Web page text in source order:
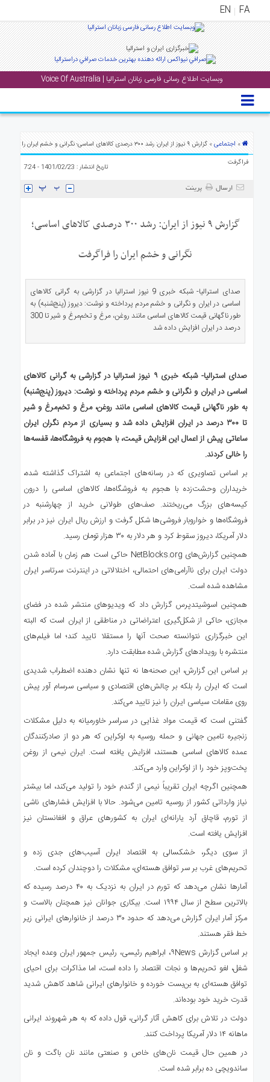
FA
EN
وبسایت اطلاع رسانی فارسی زبانان استرالیا | Voice Of Australia
منوی
اصلی
» اجتماعی
» گزارش ۹ نیوز از ایران: رشد ۳۰۰ درصدی کالاهای اساسی؛ نگرانی و خشم ایران را
فراگرفت
تاریخ انتشار : 1401/02/23 - 7:24
ارسال پرینت
گزارش ۹ نیوز از ایران: رشد ۳۰۰ درصدی کالاهای اساسی؛
نگرانی و خشم ایران را فراگرفت
صدای استرالیا- شبکه خبری 9 نیوز استرالیا در گزارشی به گرانی کالاهای
اساسی در ایران و نگرانی و خشم مردم پرداخته و نوشت: دیروز (پنج‌شنبه) به
طور ناگهانی قیمت کالاهای اساسی مانند روغن، مرغ و تخم‌مرغ و شیر تا 300
درصد در ایران افزایش داده شد
صدای استرالیا- شبکه خبری ۹ نیوز استرالیا در گزارشی به گرانی کالاهای
اساسی در ایران و نگرانی و خشم مردم پرداخته و نوشت: دیروز (پنج‌شنبه)
به طور ناگهانی قیمت کالاهای اساسی مانند روغن، مرغ و تخم‌مرغ و شیر
تا ۳۰۰ درصد در ایران افزایش داده شد و بسیاری از مردم نگران ایران
ساعاتی پیش از اعمال این افزایش قیمت، با هجوم به فروشگاه‌ها، قفسه‌ها
را خالی کردند.
بر اساس تصاویری که در رسانه‌های اجتماعی به اشتراک گذاشته شده،
خریداران وحشت‌زده با هجوم به فروشگاه‌ها، کالاهای اساسی را درون
کیسه‌های بزرگ می‌ریختند. صف‌های طولانی خرید از چهارشنبه در
فروشگاه‌ها و خواروبار فروشی‌ها شکل گرفت و ارزش ریال ایران نیز در برابر
دلار آمریکا، دیروز سقوط کرد و هر دلار به ۳۰ هزار تومان رسید.
همچنین گزارش‌های NetBlocks.org حاکی است هم زمان با آماده شدن
دولت ایران برای ناآرامی‌های احتمالی، اختلالاتی در اینترنت سرتاسر ایران
مشاهده شده است.
همچنین اسوشیتدپرس گزارش داد که ویدیوهای منتشر شده در فضای
مجازی، حاکی از شکل‌گیری اعتراضاتی در مناطقی از ایران است که البته
این خبرگزاری نتوانسته صحت آنها را مستقلا تایید کند؛ اما فیلم‌های
منتشره با رویدادهای گزارش شده مطابقت دارد.
بر اساس این گزارش، این صحنه‌ها نه تنها نشان دهنده اضطراب شدیدی
است که ایران را، بلکه بر چالش‌های اقتصادی و سیاسی سرسام آور پیش
روی مقامات سیاسی ایران را نیز تایید می‌کند.
گفتنی است که قیمت مواد غذایی در سراسر خاورمیانه به دلیل مشکلات
زنجیره تامین جهانی و حمله روسیه به اوکراین که هر دو از صادرکنندگان
عمده کالاهای اساسی هستند، افزایش یافته است. ایران نیمی از روغن
پخت‌وپز خود را از اوکراین وارد می‌کند.
همچنین اگرچه ایران تقریباً نیمی از گندم خود را تولید می‌کند، اما بیشتر
نیاز وارداتی کشور از روسیه تامین می‌شود. حالا با افزایش فشارهای ناشی
از تورم، قاچاق آرد یارانه‌ای ایران به کشورهای عراق و افغانستان نیز
افزایش یافته است.
از سوی دیگر، خشکسالی به اقتصاد ایران آسیب‌های جدی زده و
تحریم‌های غرب بر سر توافق هسته‌ای، مشکلات را دوچندان کرده است.
آمارها نشان می‌دهد که تورم در ایران به نزدیک به ۴۰ درصد رسیده که
بالاترین سطح از سال ۱۹۹۴ است. بیکاری جوانان نیز همچنان بالاست و
مرکز آمار ایران گزارش می‌دهد که حدود ۳۰ درصد از خانوارهای ایرانی زیر
خط فقر هستند.
بر اساس گزارش ۹News، ابراهیم رئیسی، رئیس جمهور ایران وعده ایجاد
شغل، لغو تحریم‌ها و نجات اقتصاد را داده است، اما مذاکرات برای احیای
توافق هسته‌ای به بن‌بست خورده و خانوارهای ایرانی شاهد کاهش شدید
قدرت خرید خود بوده‌اند.
دولت در تلاش برای کاهش آثار گرانی، قول داده که به هر شهروند ایرانی
ماهانه ۱۴ دلار آمریکا پرداخت کنند.
در همین حال قیمت نان‌های خاص و صنعتی مانند نان باگت و نان
ساندویچی ده برابر شده است.